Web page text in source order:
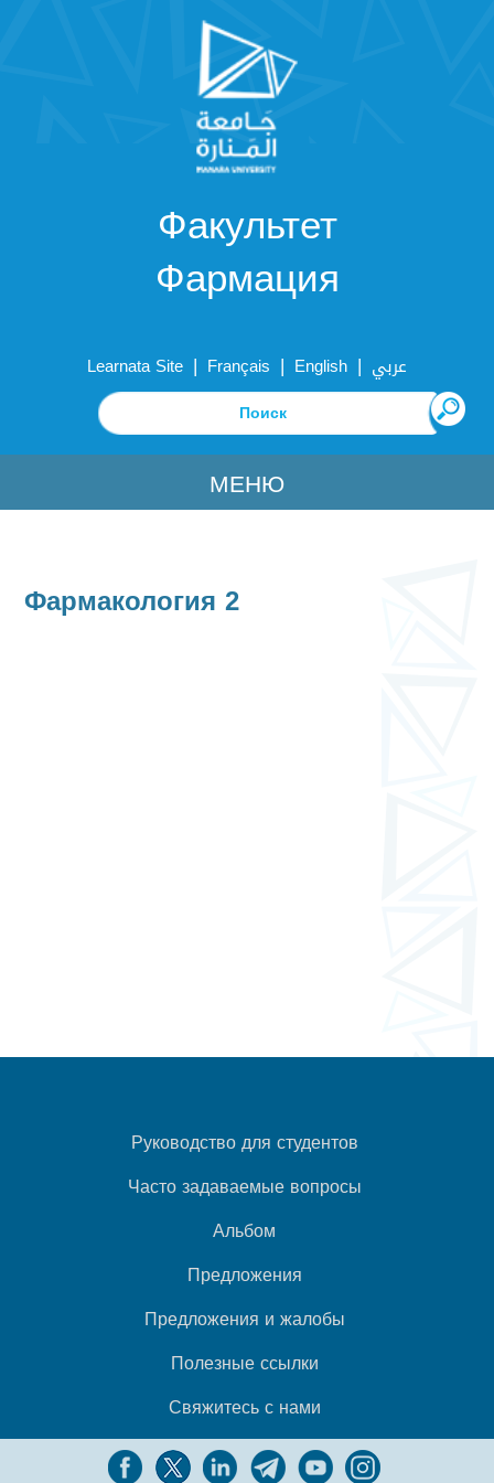
Факультет
Фармация
Learnata Site | Français | English | عربي
МЕНЮ
Фармакология 2
Руководство для студентов
Часто задаваемые вопросы
Альбом
Предложения
Предложения и жалобы
Полезные ссылки
Свяжитесь с нами